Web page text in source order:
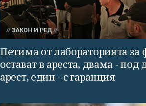
ЗАКОН И РЕД
Петима от лабораторията за
остават в ареста, двама -
арест, един - с гаранция